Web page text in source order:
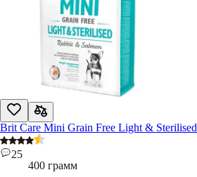
Brit Care Mini Grain Free Light & Sterilised
25
400 грамм